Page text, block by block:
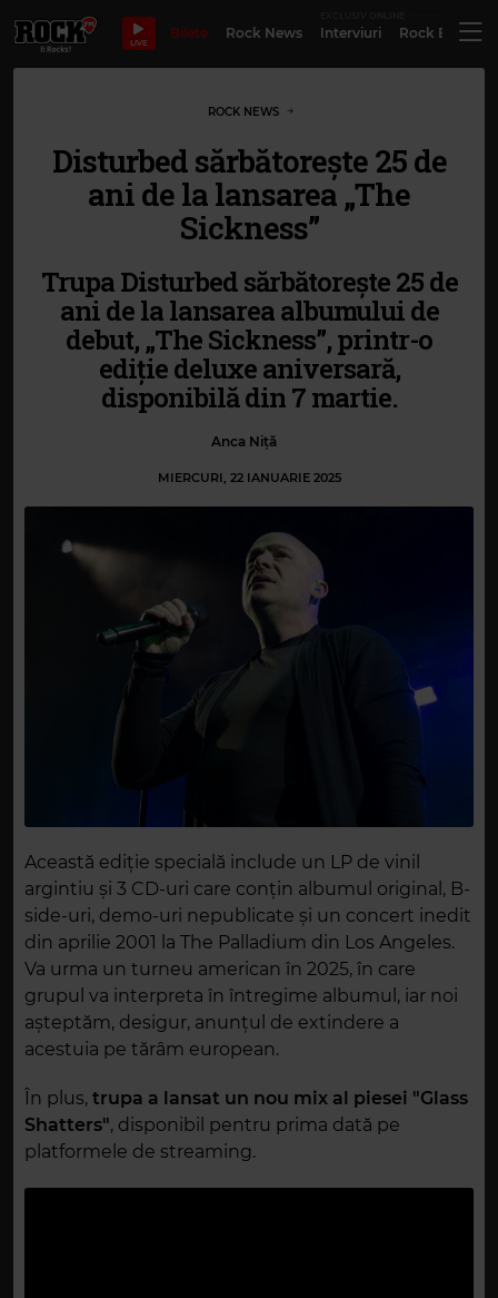
LIVE
Bilete Rock News Interviuri Rock
ROCK NEWS
Disturbed sărbătorește 25 de
ani de la lansarea „The
Sickness”
Trupa Disturbed sărbătorește 25 de
ani de la lansarea albumului de
debut, „The Sickness”, printr-o
ediție deluxe aniversară,
disponibilă din 7 martie.
Anca Niță
MIERCURI, 22 IANUARIE 2025
Această ediție specială include un LP de vinil
argintiu și 3 CD-uri care conțin albumul original, B-
side-uri, demo-uri nepublicate și un concert inedit
din aprilie 2001 la The Palladium din Los Angeles.
Va urma un turneu american în 2025, în care
grupul va interpreta în întregime albumul, iar noi
așteptăm, desigur, anunțul de extindere a
acestuia pe tărâm european.
În plus, trupa a lansat un nou mix al piesei "Glass
Shatters", disponibil pentru prima dată pe
platformele de streaming.